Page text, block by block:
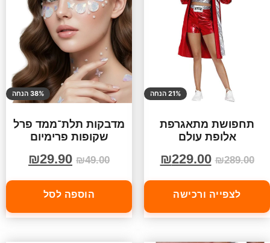
21% הנחה
תחפושת מתאגרפת
אלופת עולם
₪289.00
₪229.00
לצפייה ורכישה
38% הנחה
מדבקות תלת־ממד פרל
שקופות פרימיום
₪49.00
₪29.90
הוספה לסל